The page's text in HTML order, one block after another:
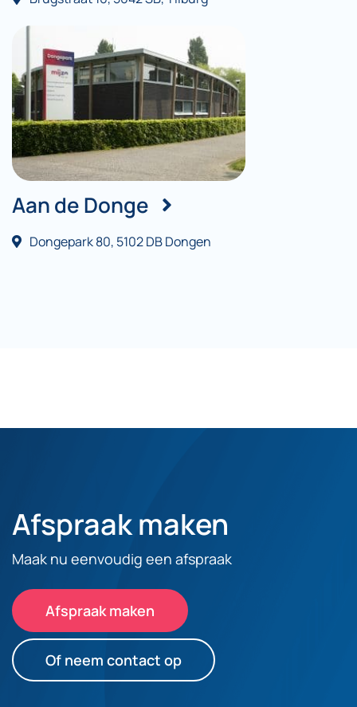
Aan de Donge
Dongepark 80, 5102 DB Dongen
Afspraak maken
Maak nu eenvoudig een afspraak
Afspraak maken
Of neem contact op